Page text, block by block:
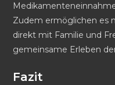
Zudem ermöglichen es
direkt mit Familie und
gemeinsame Erleben
Fazit